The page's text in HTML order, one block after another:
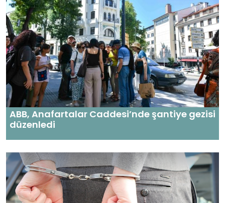
ABB, Anafartalar Caddesi’nde şantiye gezisi
düzenledi